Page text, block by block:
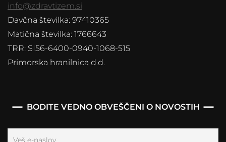
info@zdravtizem.si
Davčna številka: 97410365
Matična številka: 1766643
TRR: SI56-6400-0940-1068-515
Primorska hranilnica d.d.
BODITE VEDNO OBVEŠČENI O NOVOSTIH